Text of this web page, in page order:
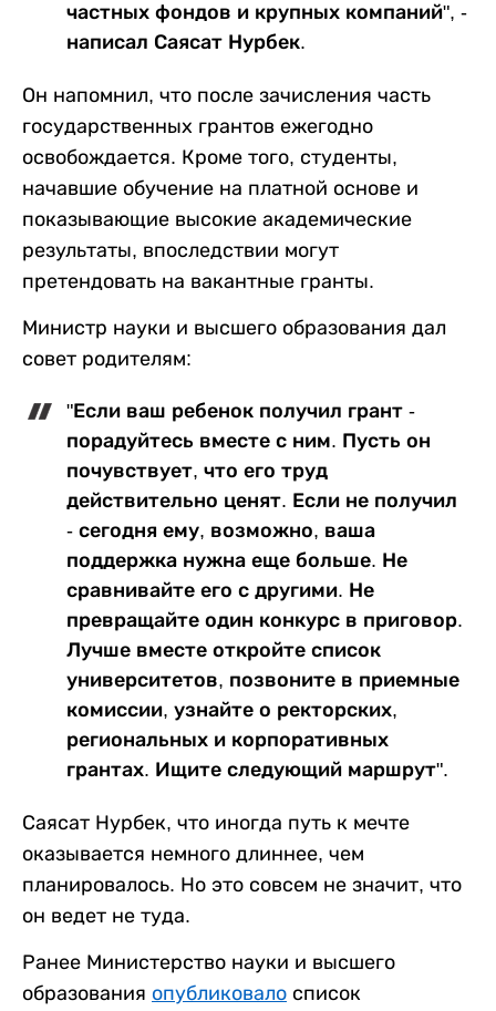
частных фондов и крупных компаний", -
написал Саясат Нурбек.
Он напомнил, что после зачисления часть
государственных грантов ежегодно
освобождается. Кроме того, студенты,
начавшие обучение на платной основе и
показывающие высокие академические
результаты, впоследствии могут
претендовать на вакантные гранты.
Министр науки и высшего образования дал
совет родителям:
"Если ваш ребенок получил грант -
порадуйтесь вместе с ним. Пусть он
почувствует, что его труд
действительно ценят. Если не получил
- сегодня ему, возможно, ваша
поддержка нужна еще больше. Не
сравнивайте его с другими. Не
превращайте один конкурс в приговор.
Лучше вместе откройте список
университетов, позвоните в приемные
комиссии, узнайте о ректорских,
региональных и корпоративных
грантах. Ищите следующий маршрут".
Саясат Нурбек, что иногда путь к мечте
оказывается немного длиннее, чем
планировалось. Но это совсем не значит, что
он ведет не туда.
Ранее Министерство науки и высшего
образования опубликовало список